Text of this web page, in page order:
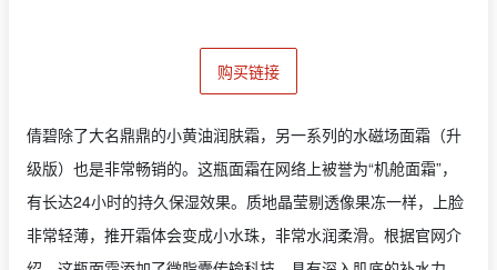
购买链接
倩碧除了大名鼎鼎的小黄油润肤霜，另一系列的水磁场面霜（升
级版）也是非常畅销的。这瓶面霜在网络上被誉为“机舱面霜”，
有长达24小时的持久保湿效果。质地晶莹剔透像果冻一样，上脸
非常轻薄，推开霜体会变成小水珠，非常水润柔滑。根据官网介